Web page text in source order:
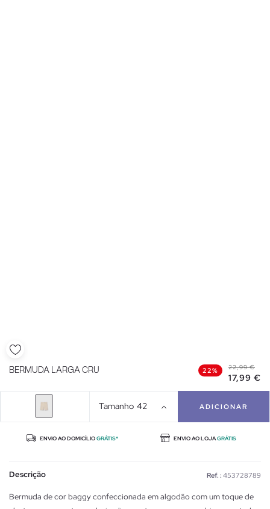
BERMUDA LARGA CRU 22% 22,99 €
17,99 €
Tamanho 42 ADICIONAR
ENVIO AO DOMICÍLIOGRÁTIS* ENVIO AO LOJAGRÁTIS
Descrição Ref. : 453728789
Bermuda de cor baggy confeccionada em algodão com um toque de